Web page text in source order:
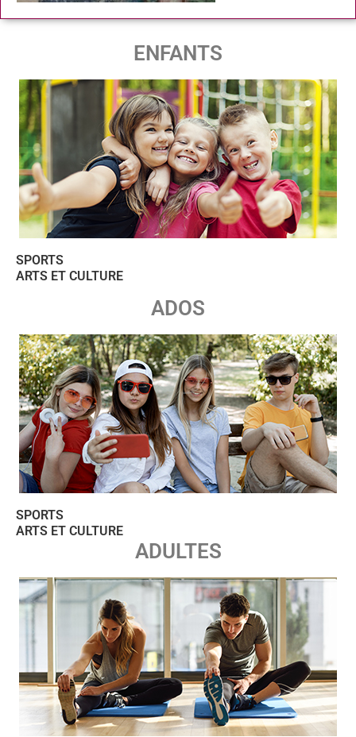
ENFANTS
SPORTS
ARTS ET CULTURE
ADOS
SPORTS
ARTS ET CULTURE
ADULTES